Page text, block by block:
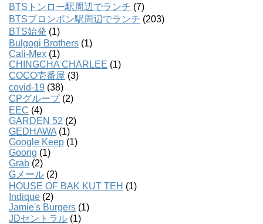
BTSトンロー駅周辺でランチ (7)
BTSプロンポン駅周辺でランチ (203)
BTS始発 (1)
Bulgogi Brothers (1)
Cali-Mex (1)
CHINGCHA CHARLEE (1)
COCO壱番屋 (3)
covid-19 (38)
CPグループ(2)
EEC (4)
GARDEN 52 (2)
GEDHAWA (1)
Google Keep (1)
Goong (1)
Grab (2)
Gメール (2)
HOUSE OF BAK KUT TEH (1)
Indique (2)
Jamie's Burgers (1)
JDセントラル (1)